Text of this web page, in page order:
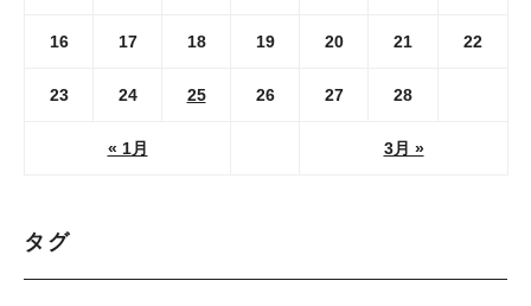
« 1月 3月 »
16 17 18 19 20 21 22
23 24 25 26 27 28
タグ